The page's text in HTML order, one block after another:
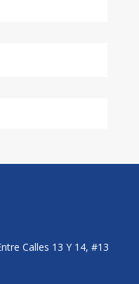
Calles 13 Y 14, #13